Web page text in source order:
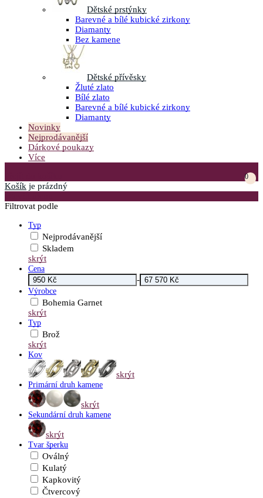
Dětské prstýnky
Barevné a bílé kubické zirkony
Diamanty
Bez kamene
Dětské přívěsky
Žluté zlato
Bílé zlato
Barevné a bílé kubické zirkony
Diamanty
Novinky
Nejprodávanější
Dárkové poukazy
Více
0
Košík je prázdný
Filtrovat podle
Typ
Nejprodávanější
Skladem
skrýt
Cena
-
Výrobce
Bohemia Garnet
skrýt
Typ
Brož
skrýt
Kov
skrýt
Primární druh kamene
skrýt
Sekundární druh kamene
skrýt
Tvar šperku
Oválný
Kulatý
Kapkovitý
Čtvercový